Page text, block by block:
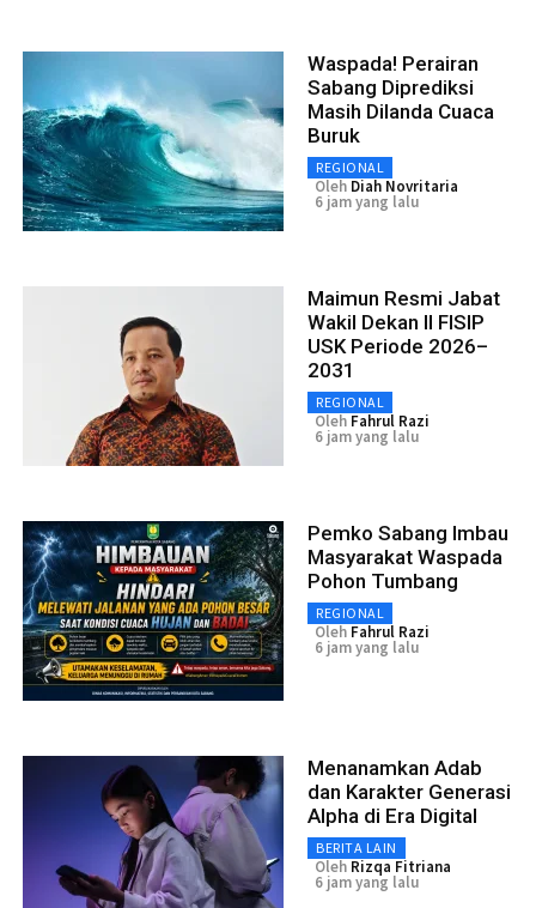
Waspada! Perairan
Sabang Diprediksi
Masih Dilanda Cuaca
Buruk
REGIONAL
Oleh Diah Novritaria
6 jam yang lalu
Maimun Resmi Jabat
Wakil Dekan II FISIP
USK Periode 2026–
2031
REGIONAL
Oleh Fahrul Razi
6 jam yang lalu
Pemko Sabang Imbau
Masyarakat Waspada
Pohon Tumbang
REGIONAL
Oleh Fahrul Razi
6 jam yang lalu
Menanamkan Adab
dan Karakter Generasi
Alpha di Era Digital
BERITA LAIN
Oleh Rizqa Fitriana
6 jam yang lalu